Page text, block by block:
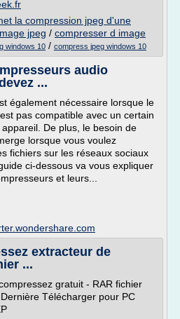
la compression jpeg d'une
jpeg / compresser d image
windows 10 / compress jpeg windows 10
audio
...
également nécessaire lorsque le
pas compatible avec un certain
De plus, le besoin de
lorsque vous voulez
fichiers sur les réseaux sociaux
ci-dessous va vous expliquer
et leurs...
extracteur de
...
gratuit - RAR fichier
Télécharger pour PC